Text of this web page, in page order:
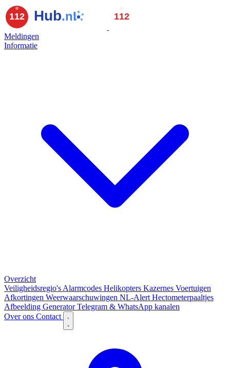
Meldingen
Informatie
Overzicht
Veiligheidsregio's Alarmcodes Helikopters Kazernes Voertuigen
Afkortingen Weerwaarschuwingen NL-Alert Hectometerpaaltjes
Afbeelding GeneratorTelegram & WhatsApp kanalen
Over ons Contact